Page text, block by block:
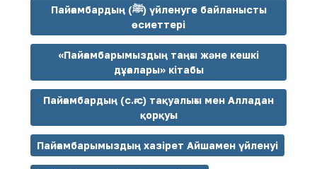
Пайғамбардың (ﷺ) үйленуге байланысты
өсиеттері
«Пайғамбарымыздың таңғы және кешкі
дұғалары» кітабы
Пайғамбардың (с.ғ.с) тақуалығы мен Алладан
қорқуы
Пайғамбарымыздың хазірет Айшамен үйленуі